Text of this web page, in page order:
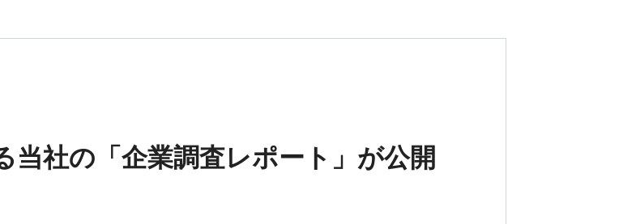
当社の「企業調査レポート」が公開